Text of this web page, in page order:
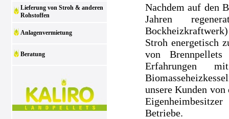
Lieferung von Stroh & anderen
Rohstoffen
Anlagenvermietung
Beratung
Nachdem auf den
Jahren
Stroh energetisch
von
Erfahrungen
unsere Kunden
Betriebe.